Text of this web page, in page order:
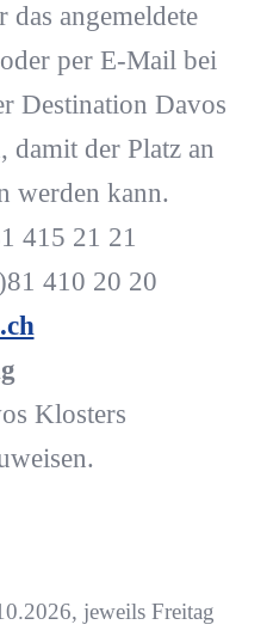
angemeldete
per E-Mail bei
Destination Davos
damit der Platz an
werden kann.
415 21 21
410 20 20
Klosters
jeweils Freitag